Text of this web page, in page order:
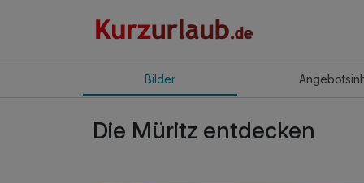
Bilder Angebot
Die Müritz entdecken